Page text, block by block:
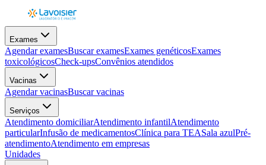
Exames
Agendar examesBuscar examesExames genéticosExames
toxicológicosCheck-upsConvênios atendidos
Vacinas
Agendar vacinasBuscar vacinas
Serviços
Atendimento domiciliarAtendimento infantilAtendimento
particularInfusão de medicamentosClínica para TEASala azulPré-
atendimentoAtendimento em empresas
Unidades